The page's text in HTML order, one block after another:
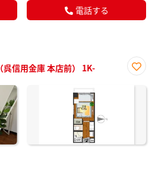
電話する
信用金庫 本店前） 1K-
に入